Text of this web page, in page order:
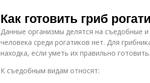
Как готовить гриб
Данные организмы делятся на съедобные
человека среди рогатиков нет. Для
находка, если уметь их правильно
К съедобным видам относят: